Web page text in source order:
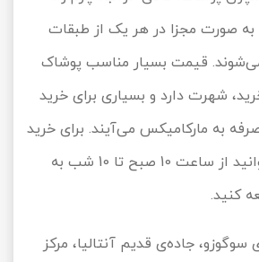
به صورت مجزا در هر یک از طبقات
قیمت بسیار مناسب پوشاک
شهرت دارد و بسیاری برای خرید
به مارکامیکس می‌آیند. برای خرید
از مارکامیکس می‌توانید از ساعت 10 صبح تا 10 شب به
کنید.
سوگوزو، جاده‌ی قدیم آنتالیا، مرکز